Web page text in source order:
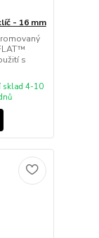
- 16 mm
s
sklad 4-10